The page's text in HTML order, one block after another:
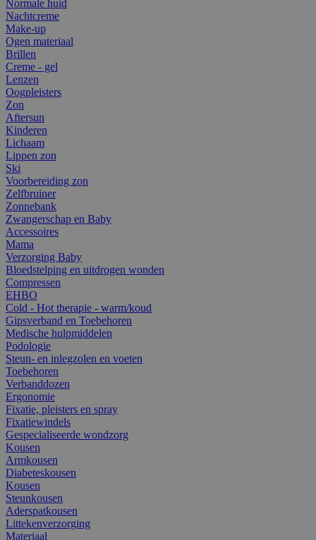
Normale huid
Nachtcreme
Make-up
Ogen materiaal
Brillen
Creme - gel
Lenzen
Oogpleisters
Zon
Aftersun
Kinderen
Lichaam
Lippen zon
Ski
Voorbereiding zon
Zelfbruiner
Zonnebank
Zwangerschap en Baby
Accessoires
Mama
Verzorging Baby
Bloedstelping en uitdrogen wonden
Compressen
EHBO
Cold - Hot therapie - warm/koud
Gipsverband en Toebehoren
Medische hulpmiddelen
Podologie
Steun- en inlegzolen en voeten
Toebehoren
Verbanddozen
Ergonomie
Fixatie, pleisters en spray
Fixatiewindels
Gespecialiseerde wondzorg
Kousen
Armkousen
Diabeteskousen
Kousen
Steunkousen
Aderspatkousen
Littekenverzorging
Materiaal